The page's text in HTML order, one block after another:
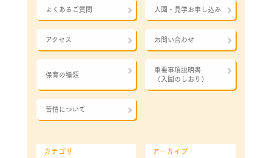
よくあるご質問 入園・見学お申し込み
アクセス お問い合わせ
保育の種類
重要事項説明書
（入園のしおり）
苦情について
カテゴリ アーカイブ